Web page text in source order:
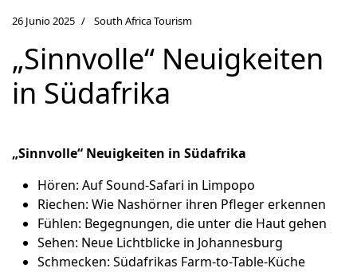
26 Junio 2025 South Africa Tourism
„Sinnvolle“ Neuigkeiten
in Südafrika
„Sinnvolle“ Neuigkeiten in Südafrika
Hören: Auf Sound-Safari in Limpopo
Riechen: Wie Nashörner ihren Pfleger erkennen
Fühlen: Begegnungen, die unter die Haut gehen
Sehen: Neue Lichtblicke in Johannesburg
Schmecken: Südafrikas Farm-to-Table-Küche